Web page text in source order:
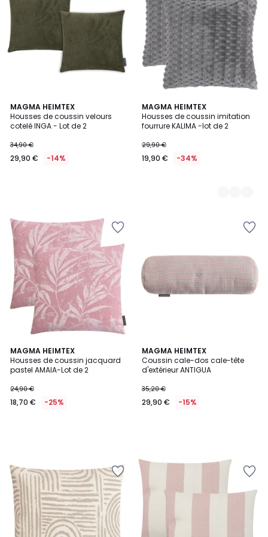
MAGMA HEIMTEX
Housses de coussin velours
cotelé INGA - Lot de 2
34,90 €
29,90 € -14%
MAGMA HEIMTEX
Housses de coussin imitation
fourrure KALIMA -lot de 2
29,90 €
19,90 € -34%
2
Couleurs
MAGMA HEIMTEX
Housses de coussin jacquard
pastel AMAIA-Lot de 2
24,90 €
18,70 € -25%
MAGMA HEIMTEX
Coussin cale-dos cale-tête
d'extérieur ANTIGUA
35,20 €
29,90 € -15%